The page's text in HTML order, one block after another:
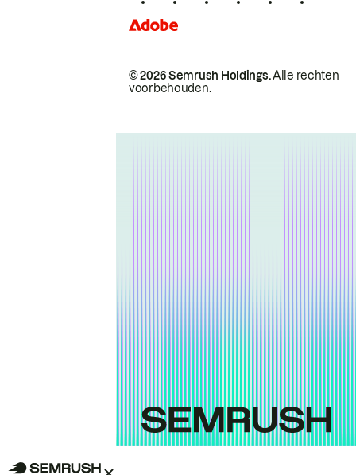
© 2026 Semrush Holdings.Alle rechten
voorbehouden.